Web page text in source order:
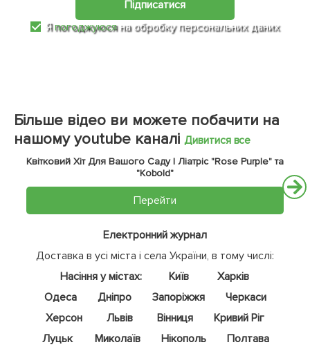
Підписатися
Япогоджуюсяна обробку персональних даних
Більше відео ви можете побачити на
нашому youtube каналі Дивитися все
Квітковий Хіт Для Вашого Саду | Ліатріс "Rose Purple" та
"Kobold"
Перейти
Електронний журнал
Доставка в усі міста і села України, в тому числі:
Насіння у містах:
Київ
Харків
Одеса
Дніпро Запоріжжя
Черкаси
Херсон
Львів Вінниця
Кривий Ріг
Луцьк
Миколаїв Нікополь
Полтава